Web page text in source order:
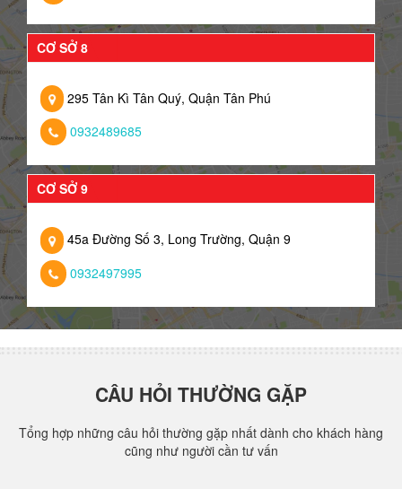
CƠ SỞ 8
295 Tân Kì Tân Quý, Quận Tân Phú
0932489685
CƠ SỞ 9
45a Đường Số 3, Long Trường, Quận 9
0932497995
CÂU HỎI THƯỜNG GẶP
Tổng hợp những câu hỏi thường gặp nhất dành cho khách hàng
cũng như người cần tư vấn